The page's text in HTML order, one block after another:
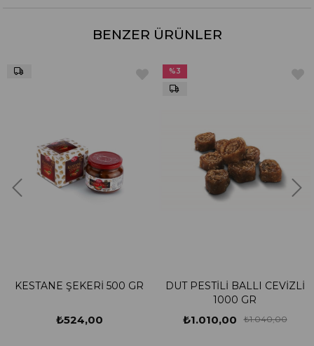
BENZER ÜRÜNLER
KESTANE ŞEKERİ 500 GR
₺524,00
DUT PESTİLİ BALLI CEVİZLİ
1000 GR
₺1.010,00 ₺1.040,00
%3